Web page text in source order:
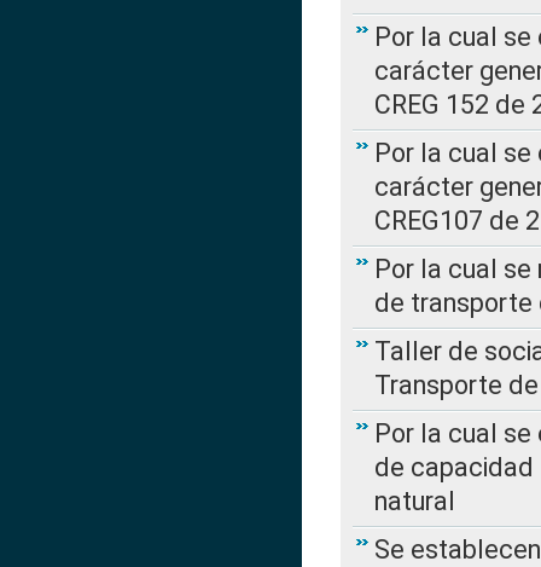
Por la cual
carácter
CREG 152 de
Por la cual
carácter
CREG107 de
Por la cual
de transporte
Taller de
Transporte
Por la cual
de capacidad
natural
Se